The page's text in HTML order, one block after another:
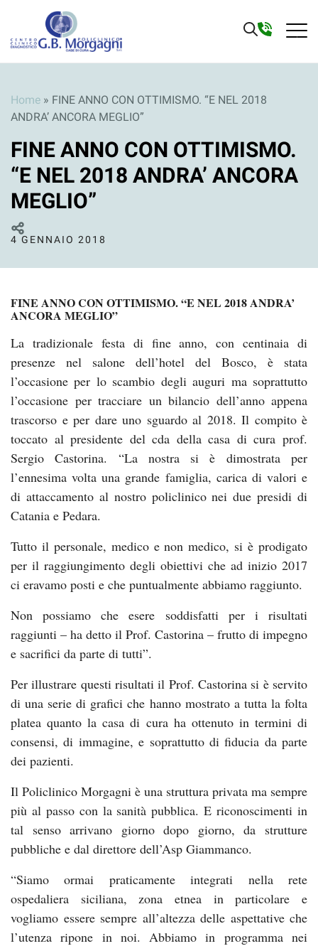
Home » FINE ANNO CON OTTIMISMO. “E NEL 2018
ANDRA’ ANCORA MEGLIO”
FINE ANNO CON OTTIMISMO.
“E NEL 2018 ANDRA’ ANCORA
MEGLIO”
4 GENNAIO 2018
FINE ANNO CON OTTIMISMO. “E NEL 2018 ANDRA’
ANCORA MEGLIO”
La tradizionale festa di fine anno, con centinaia di
presenze nel salone dell’hotel del Bosco, è stata
l’occasione per lo scambio degli auguri ma soprattutto
l’occasione per tracciare un bilancio dell’anno appena
trascorso e per dare uno sguardo al 2018. Il compito è
toccato al presidente del cda della casa di cura prof.
Sergio Castorina. “La nostra si è dimostrata per
l’ennesima volta una grande famiglia, carica di valori e
di attaccamento al nostro policlinico nei due presidi di
Catania e Pedara.
Tutto il personale, medico e non medico, si è prodigato
per il raggiungimento degli obiettivi che ad inizio 2017
ci eravamo posti e che puntualmente abbiamo raggiunto.
Non possiamo che esere soddisfatti per i risultati
raggiunti – ha detto il Prof. Castorina – frutto di impegno
e sacrifici da parte di tutti”.
Per illustrare questi risultati il Prof. Castorina si è servito
di una serie di grafici che hanno mostrato a tutta la folta
platea quanto la casa di cura ha ottenuto in termini di
consensi, di immagine, e soprattutto di fiducia da parte
dei pazienti.
Il Policlinico Morgagni è una struttura privata ma sempre
più al passo con la sanità pubblica. E riconoscimenti in
tal senso arrivano giorno dopo giorno, da strutture
pubbliche e dal direttore dell’Asp Giammanco.
“Siamo ormai praticamente integrati nella rete
ospedaliera siciliana, zona etnea in particolare e
vogliamo essere sempre all’altezza delle aspettative che
l’utenza ripone in noi. Abbiamo in programma nei